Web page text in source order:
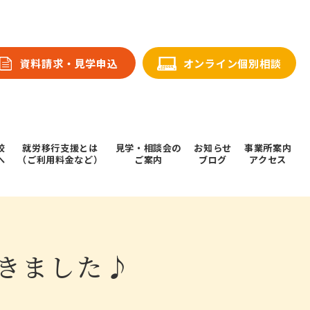
資料請求・⾒学申込 オンライン個別相談
就労移行支援とは
（ご利用料金など）
⾒学・相談会の
ご案内
お知らせ
ブログ
事業所案内
アクセス
ました♪